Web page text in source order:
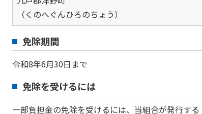
（くのへぐんひろのちょう）
免除期間
令和8年6月30日まで
免除を受けるには
一部負担金の免除を受けるには、当組合が発行す